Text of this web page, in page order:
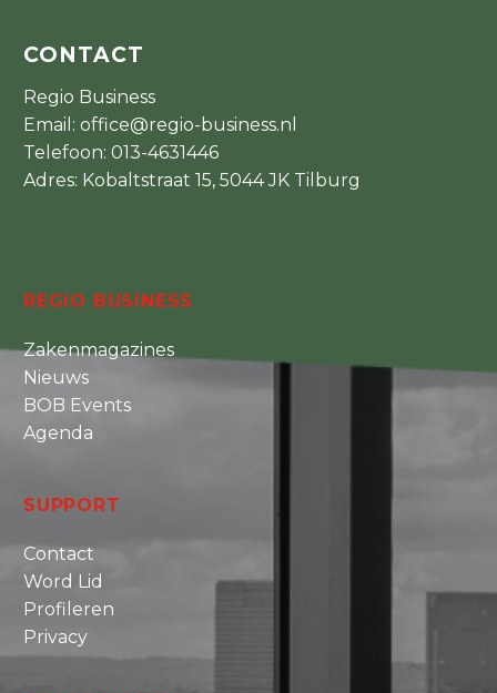
CONTACT
Regio Business
Email: office@regio-business.nl
Telefoon: 013-4631446
Adres: Kobaltstraat 15, 5044 JK Tilburg
REGIO BUSINESS
Zakenmagazines
Nieuws
BOB Events
Agenda
SUPPORT
Contact
Word Lid
Profileren
Privacy